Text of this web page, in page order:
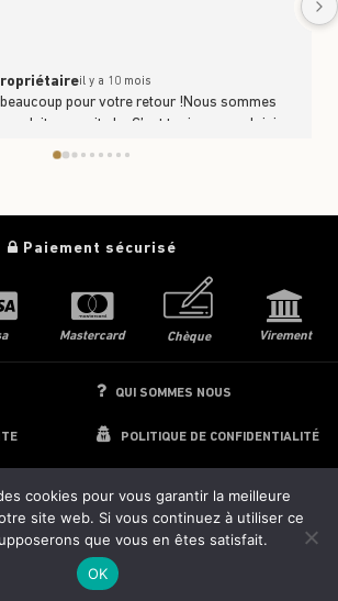
il y a 10 mois
pour votre retour !Nous sommes
produit vous ait plu. C’est toujours un plaisir
Paiement sécurisé
Mastercard Chèque Virement
QUI SOMMES NOUS
POLITIQUE DE CONFIDENTIALITÉ
- 2026 Le Trufficulteur
interdites de reproduction
cookies pour vous garantir la meilleure
site web. Si vous continuez à utiliser ce
que vous en êtes satisfait.
OK